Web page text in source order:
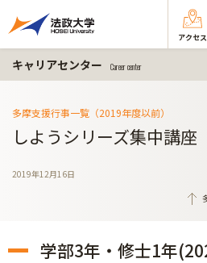
アクセス
キャリアセンター Career center
多摩支援行事一覧（2019年度以前）
しようシリーズ集中講座
2019年12月16日
学部3年・修士1年